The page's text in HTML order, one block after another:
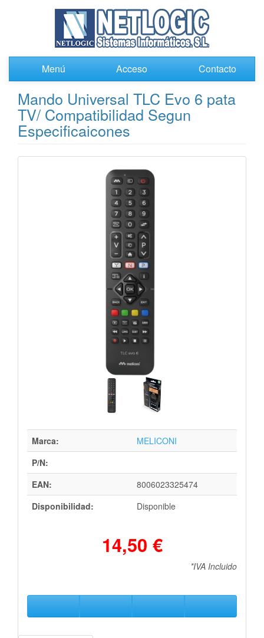
Menú Acceso Contacto
Mando Universal TLC Evo 6 pata
TV/ Compatibilidad Segun
Especificaicones
Marca:
MELICONI
P/N:
EAN:
8006023325474
Disponibilidad:
Disponible
14,50 €
*IVA Incluido